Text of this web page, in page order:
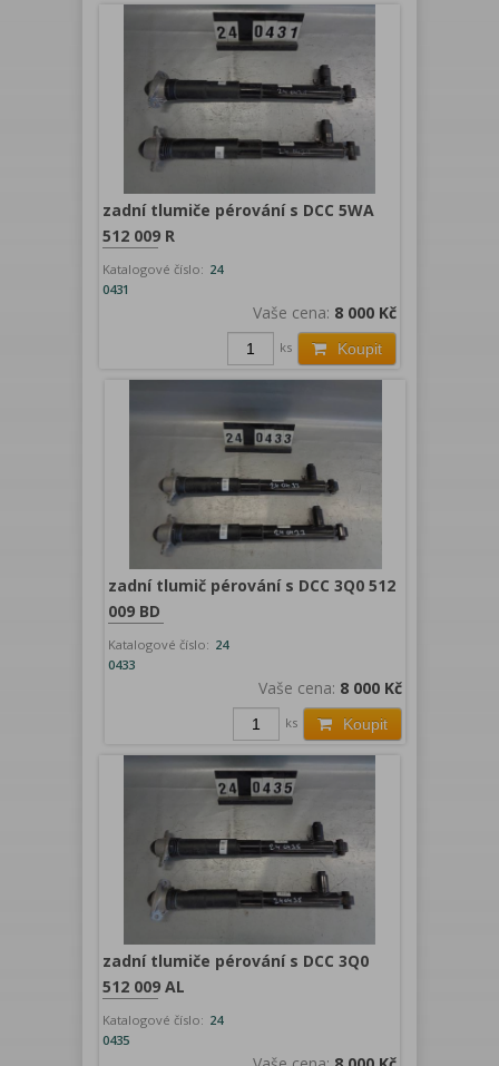
zadní tlumiče pérování s DCC 5WA
512 009 R
Katalogové číslo: 24
0431
Vaše cena: 8 000 Kč
Koupit
ks
zadní tlumič pérování s DCC 3Q0 512
009 BD
Katalogové číslo: 24
0433
Vaše cena: 8 000 Kč
Koupit
ks
zadní tlumiče pérování s DCC 3Q0
512 009 AL
Katalogové číslo: 24
0435